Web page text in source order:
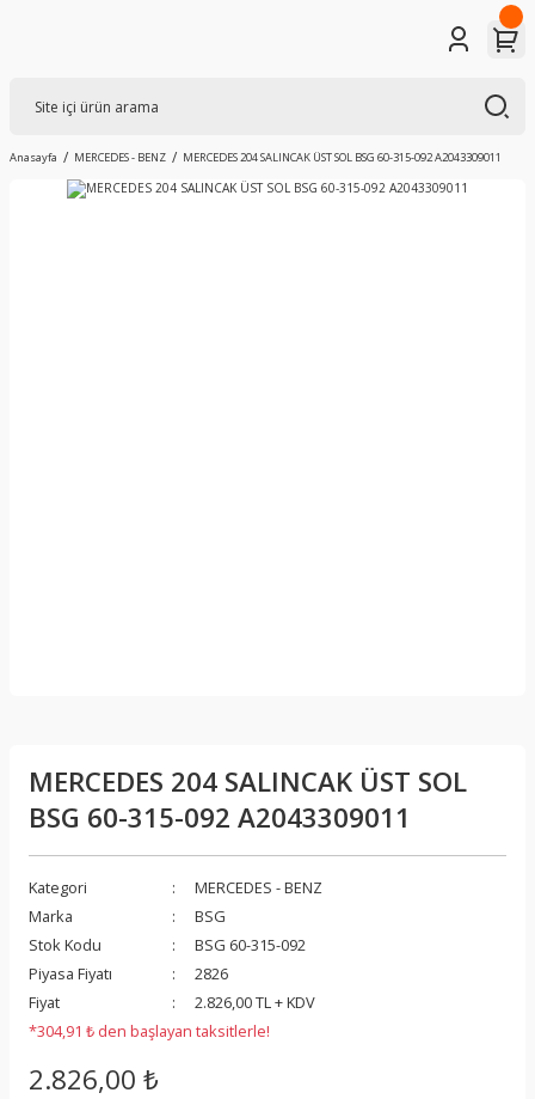
Anasayfa MERCEDES - BENZ MERCEDES 204 SALINCAK ÜST SOL BSG 60-315-092 A2043309011
MERCEDES 204 SALINCAK ÜST SOL
BSG 60-315-092 A2043309011
Kategori
MERCEDES - BENZ
Marka
BSG
Stok Kodu
BSG 60-315-092
Piyasa Fiyatı
2826
Fiyat
2.826,00 TL + KDV
*304,91 ₺ den başlayan taksitlerle!
2.826,00 ₺